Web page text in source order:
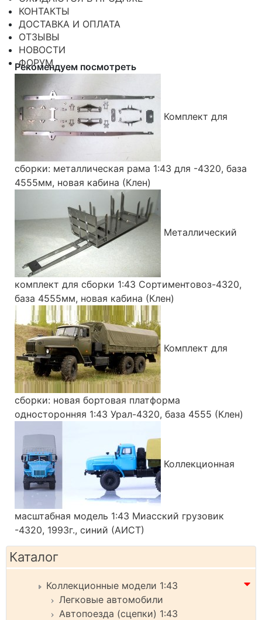
КОНТАКТЫ
ДОСТАВКА И ОПЛАТА
ОТЗЫВЫ
НОВОСТИ
ФОРУМ
Рекомендуем посмотреть
Комплект для
сборки: металлическая рама 1:43 для -4320, база
4555мм, новая кабина (Клен)
Металлический
комплект для сборки 1:43 Сортиментовоз-4320,
база 4555мм, новая кабина (Клен)
Комплект для
сборки: новая бортовая платформа
односторонняя 1:43 Урал-4320, база 4555 (Клен)
Коллекционная
масштабная модель 1:43 Миасский грузовик
-4320, 1993г., синий (АИСТ)
Каталог
Коллекционные модели 1:43
Легковые автомобили
Автопоезда (сцепки) 1:43